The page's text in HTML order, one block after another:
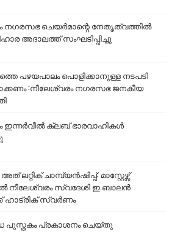
നഗരസഭ ചെയർമാന്റെ നേതൃത്വത്തിൽ
അദാലത്ത് സംഘടിപ്പിച്ചു
പഴയപാലം പൊളിക്കാനുള്ള നടപടി
:നീലേശ്വരം നഗരസഭ ജനകീയ
ഇന്നർവീൽ ക്ലബ് ഭാരവാഹികൾ
ലറ്റിക് ചാമ്പ്യൻഷിപ്പ്: മാസ്റ്റേഴ്സ്
നീലേശ്വരം സ്വദേശി ഇ.ബാലൻ
ഹാട്രിക് സ്വർണം
പുസ്തകം പ്രകാശനം ചെയ്തു